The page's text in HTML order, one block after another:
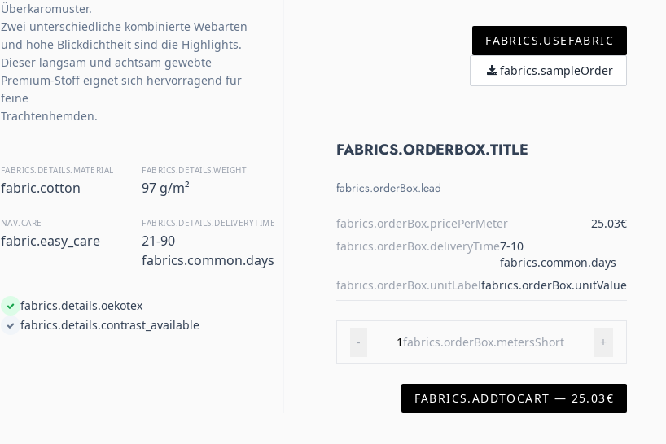
Überkaromuster.
Zwei unterschiedliche kombinierte Webarten
und hohe Blickdichtheit sind die Highlights.
Dieser langsam und achtsam gewebte
Premium-Stoff eignet sich hervorragend für
feine
Trachtenhemden.
FABRICS.DETAILS.MATERIAL
fabric.cotton
FABRICS.DETAILS.WEIGHT
97 g/m²
NAV.CARE
fabric.easy_care
FABRICS.DETAILS.DELIVERYTIME
21-90
fabrics.common.days
fabrics.details.oekotex
fabrics.details.contrast_available
FABRICS.USEFABRIC
fabrics.sampleOrder
FABRICS.ORDERBOX.TITLE
fabrics.orderBox.lead
fabrics.orderBox.pricePerMeter
25.03€
fabrics.orderBox.deliveryTime7-10
fabrics.common.days
fabrics.orderBox.unitLabelfabrics.orderBox.unitValue
- 1fabrics.orderBox.metersShort +
FABRICS.ADDTOCART — 25.03€